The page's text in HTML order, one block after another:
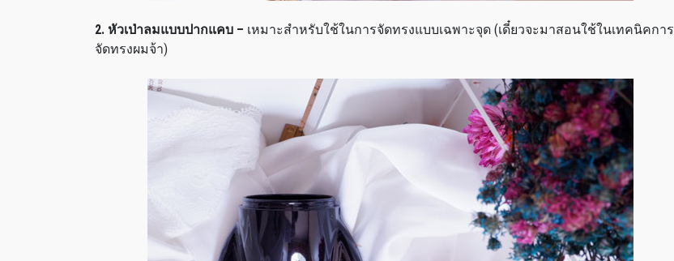
2. หัวเป่าลมแบบปากแคบ – เหมาะสำหรับใช้ในการจัดทรงแบบเฉพาะจุด (เดี๋ยวจะมาสอนใช้ในเทคนิคการ
จัดทรงผมจ้า)